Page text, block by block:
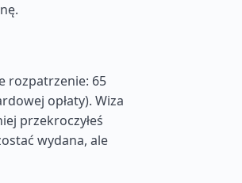
rozpatrzenie: 65
opłaty). Wiza
przekroczyłeś
wydana, ale